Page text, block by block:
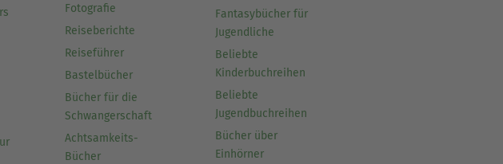
Fotografie
Reiseberichte
Reiseführer
Bastelbücher
Bücher für die
Schwangerschaft
Achtsamkeits-
Bücher
Fantasybücher für
Jugendliche
Beliebte
Kinderbuchreihen
Beliebte
Jugendbuchreihen
Bücher über
Einhörner